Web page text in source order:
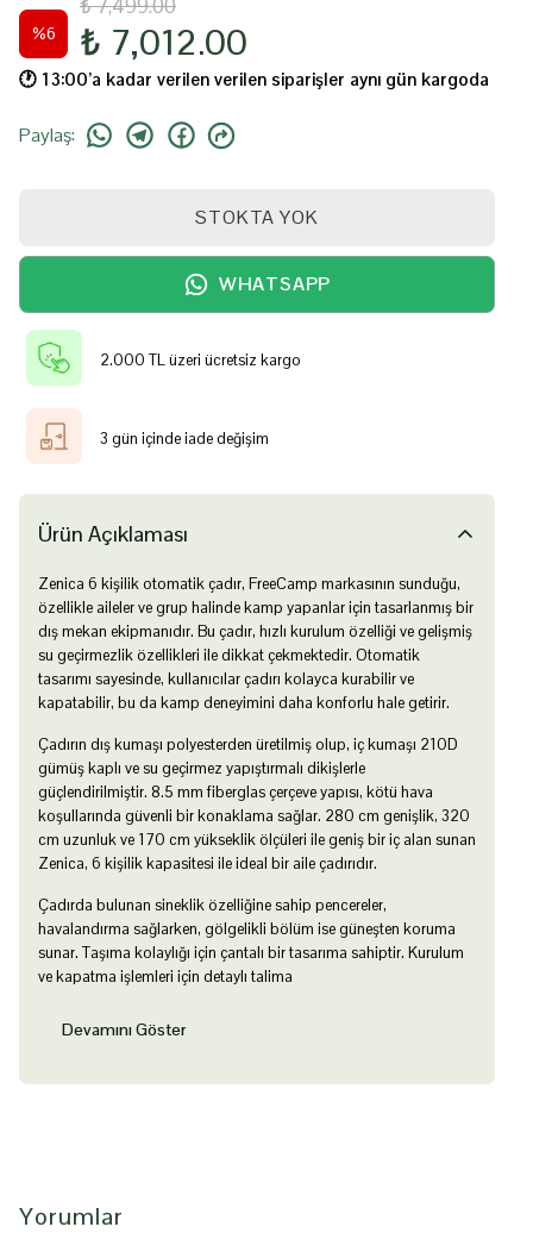
%6
₺ 7,499.00
₺ 7,012.00
🕐️ 13:00’a kadar verilen verilen siparişler aynı gün kargoda
Paylaş:
STOKTA YOK
WHATSAPP
2.000 TL üzeri ücretsiz kargo
3 gün içinde iade değişim
Ürün Açıklaması
Zenica 6 kişilik otomatik çadır, FreeCamp markasının sunduğu,
özellikle aileler ve grup halinde kamp yapanlar için tasarlanmış bir
dış mekan ekipmanıdır. Bu çadır, hızlı kurulum özelliği ve gelişmiş
su geçirmezlik özellikleri ile dikkat çekmektedir. Otomatik
tasarımı sayesinde, kullanıcılar çadırı kolayca kurabilir ve
kapatabilir, bu da kamp deneyimini daha konforlu hale getirir.
Çadırın dış kumaşı polyesterden üretilmiş olup, iç kumaşı 210D
gümüş kaplı ve su geçirmez yapıştırmalı dikişlerle
güçlendirilmiştir. 8.5 mm fiberglas çerçeve yapısı, kötü hava
koşullarında güvenli bir konaklama sağlar. 280 cm genişlik, 320
cm uzunluk ve 170 cm yükseklik ölçüleri ile geniş bir iç alan sunan
Zenica, 6 kişilik kapasitesi ile ideal bir aile çadırıdır.
Çadırda bulunan sineklik özelliğine sahip pencereler,
havalandırma sağlarken, gölgelikli bölüm ise güneşten koruma
sunar. Taşıma kolaylığı için çantalı bir tasarıma sahiptir. Kurulum
ve kapatma işlemleri için detaylı talima
Devamını Göster
Yorumlar